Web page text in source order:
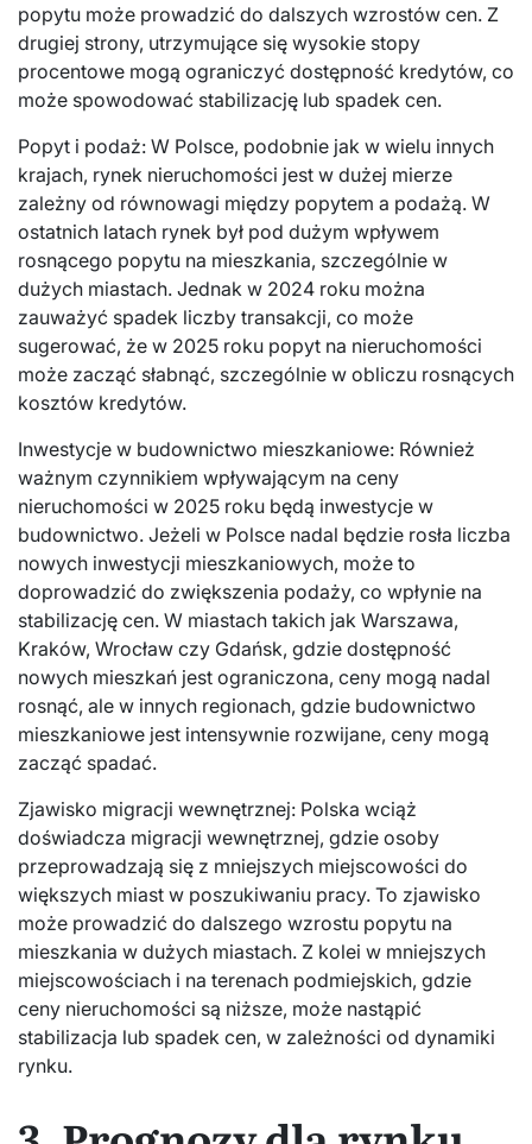
popytu może prowadzić do dalszych wzrostów cen. Z
drugiej strony, utrzymujące się wysokie stopy
procentowe mogą ograniczyć dostępność kredytów, co
może spowodować stabilizację lub spadek cen.
Popyt i podaż: W Polsce, podobnie jak w wielu innych
krajach, rynek nieruchomości jest w dużej mierze
zależny od równowagi między popytem a podażą. W
ostatnich latach rynek był pod dużym wpływem
rosnącego popytu na mieszkania, szczególnie w
dużych miastach. Jednak w 2024 roku można
zauważyć spadek liczby transakcji, co może
sugerować, że w 2025 roku popyt na nieruchomości
może zacząć słabnąć, szczególnie w obliczu rosnących
kosztów kredytów.
Inwestycje w budownictwo mieszkaniowe: Również
ważnym czynnikiem wpływającym na ceny
nieruchomości w 2025 roku będą inwestycje w
budownictwo. Jeżeli w Polsce nadal będzie rosła liczba
nowych inwestycji mieszkaniowych, może to
doprowadzić do zwiększenia podaży, co wpłynie na
stabilizację cen. W miastach takich jak Warszawa,
Kraków, Wrocław czy Gdańsk, gdzie dostępność
nowych mieszkań jest ograniczona, ceny mogą nadal
rosnąć, ale w innych regionach, gdzie budownictwo
mieszkaniowe jest intensywnie rozwijane, ceny mogą
zacząć spadać.
Zjawisko migracji wewnętrznej: Polska wciąż
doświadcza migracji wewnętrznej, gdzie osoby
przeprowadzają się z mniejszych miejscowości do
większych miast w poszukiwaniu pracy. To zjawisko
może prowadzić do dalszego wzrostu popytu na
mieszkania w dużych miastach. Z kolei w mniejszych
miejscowościach i na terenach podmiejskich, gdzie
ceny nieruchomości są niższe, może nastąpić
stabilizacja lub spadek cen, w zależności od dynamiki
rynku.